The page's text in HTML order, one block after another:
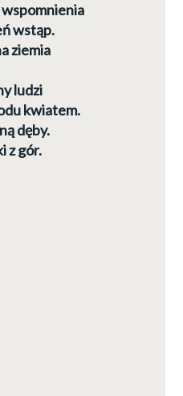
wstąp.
ziemia
ludzi
kwiatem.
dęby.
z gór.